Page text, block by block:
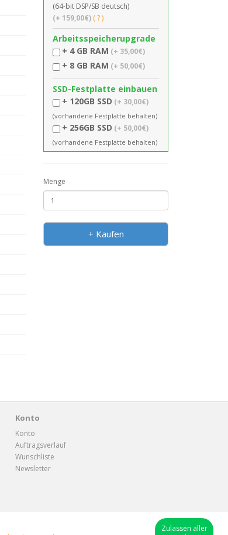
(64-bit DSP/SB deutsch)
(+ 159,00€) ( ? )
Arbeitsspeicherupgrade
+ 4 GB RAM (+ 35,00€)
+ 8 GB RAM (+ 50,00€)
SSD-Festplatte einbauen
+ 120GB SSD (+ 30,00€)
(vorhandene Festplatte behalten)
+ 256GB SSD (+ 50,00€)
(vorhandene Festplatte behalten)
Menge
+ Kaufen
Zulassen aller
Konto
Konto
Auftragsverlauf
Wunschliste
Newsletter